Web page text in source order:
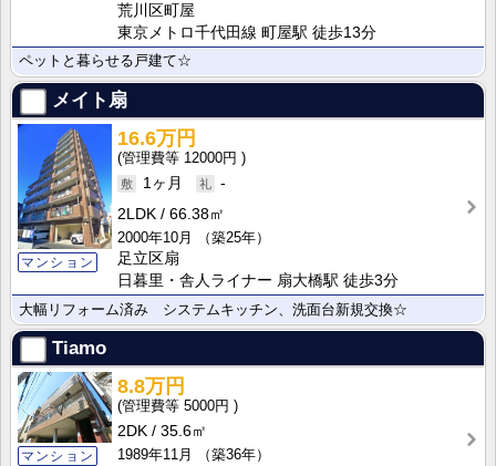
荒川区町屋
東京メトロ千代田線 町屋駅 徒歩13分
ペットと暮らせる戸建て☆
メイト扇
マンション
16.6万円
12000円
1ヶ月
-
2LDK
66.38㎡
2000年10月
（築25年）
足立区扇
日暮里・舎人ライナー 扇大橋駅 徒歩3分
大幅リフォーム済み システムキッチン、洗面台新規交換☆
Tiamo
マンション
8.8万円
5000円
2DK
35.6㎡
1989年11月
（築36年）